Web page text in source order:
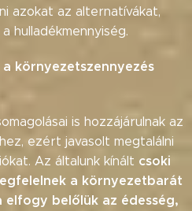
azokat az alternatívákat,
hulladékmennyiség.
környezetszennyezés
is hozzájárulnak az
ezért javasolt megtalálni
Az általunk kínált csoki
a környezetbarát
elfogy belőlük az édesség,